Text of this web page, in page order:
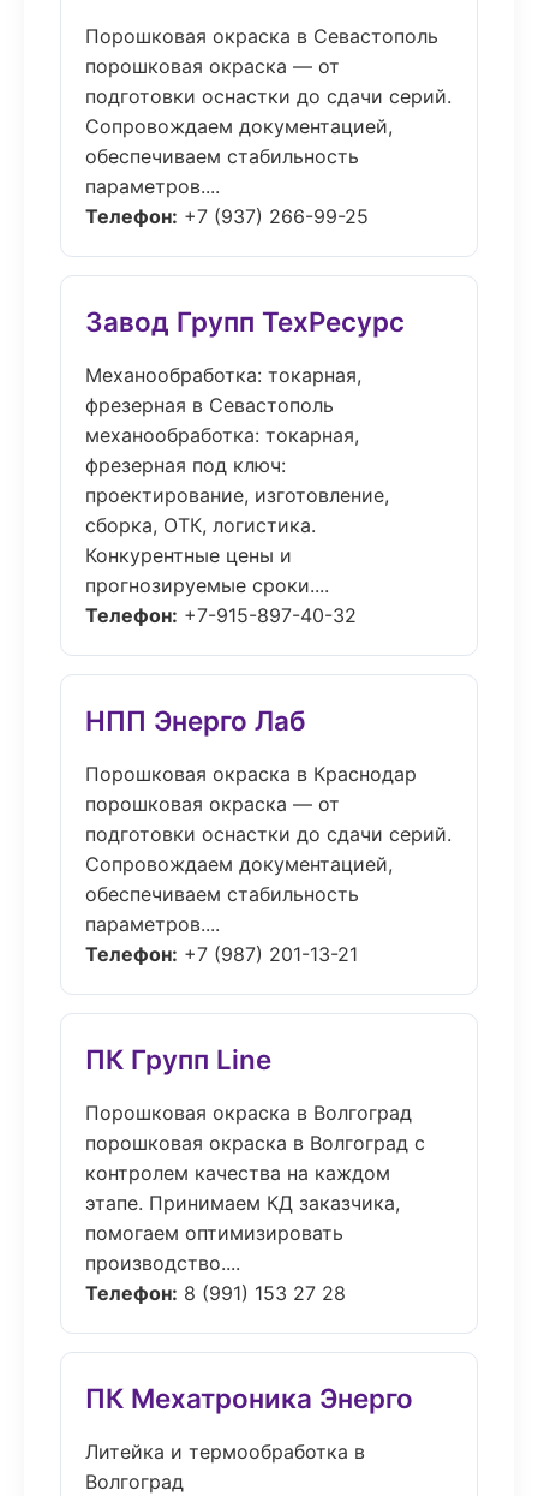
Порошковая окраска в Севастополь
порошковая окраска — от
подготовки оснастки до сдачи серий.
Сопровождаем документацией,
обеспечиваем стабильность
параметров....
Телефон: +7 (937) 266-99-25
Завод Групп ТехРесурс
Механообработка: токарная,
фрезерная в Севастополь
механообработка: токарная,
фрезерная под ключ:
проектирование, изготовление,
сборка, ОТК, логистика.
Конкурентные цены и
прогнозируемые сроки....
Телефон: +7-915-897-40-32
НПП Энерго Лаб
Порошковая окраска в Краснодар
порошковая окраска — от
подготовки оснастки до сдачи серий.
Сопровождаем документацией,
обеспечиваем стабильность
параметров....
Телефон: +7 (987) 201-13-21
ПК Групп Line
Порошковая окраска в Волгоград
порошковая окраска в Волгоград с
контролем качества на каждом
этапе. Принимаем КД заказчика,
помогаем оптимизировать
производство....
Телефон: 8 (991) 153 27 28
ПК Мехатроника Энерго
Литейка и термообработка в
Волгоград